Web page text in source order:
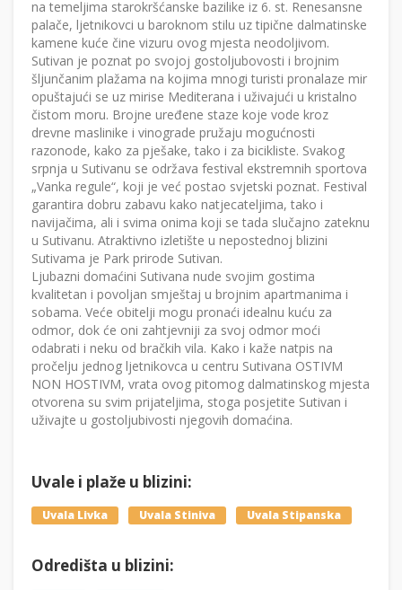
na temeljima starokršćanske bazilike iz 6. st. Renesansne
palače, ljetnikovci u baroknom stilu uz tipične dalmatinske
kamene kuće čine vizuru ovog mjesta neodoljivom.
Sutivan je poznat po svojoj gostoljubovosti i brojnim
šljunčanim plažama na kojima mnogi turisti pronalaze mir
opuštajući se uz mirise Mediterana i uživajući u kristalno
čistom moru. Brojne uređene staze koje vode kroz
drevne maslinike i vinograde pružaju mogućnosti
razonode, kako za pješake, tako i za bicikliste. Svakog
srpnja u Sutivanu se održava festival ekstremnih sportova
„Vanka regule“, koji je već postao svjetski poznat. Festival
garantira dobru zabavu kako natjecateljima, tako i
navijačima, ali i svima onima koji se tada slučajno zateknu
u Sutivanu. Atraktivno izletište u nepostednoj blizini
Sutivama je Park prirode Sutivan.
Ljubazni domaćini Sutivana nude svojim gostima
kvalitetan i povoljan smještaj u brojnim apartmanima i
sobama. Veće obitelji mogu pronaći idealnu kuću za
odmor, dok će oni zahtjevniji za svoj odmor moći
odabrati i neku od bračkih vila. Kako i kaže natpis na
pročelju jednog ljetnikovca u centru Sutivana OSTIVM
NON HOSTIVM, vrata ovog pitomog dalmatinskog mjesta
otvorena su svim prijateljima, stoga posjetite Sutivan i
uživajte u gostoljubivosti njegovih domaćina.
Uvale i plaže u blizini:
Uvala Livka Uvala Stiniva Uvala Stipanska
Odredišta u blizini: